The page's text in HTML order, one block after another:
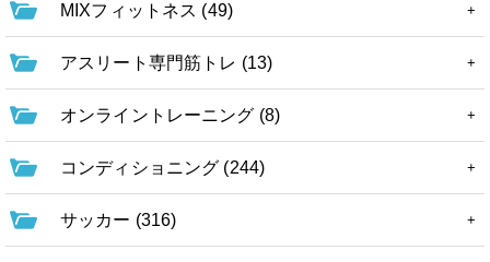
MIXフィットネス (49)
アスリート専門筋トレ (13)
オンライントレーニング (8)
コンディショニング (244)
サッカー (316)